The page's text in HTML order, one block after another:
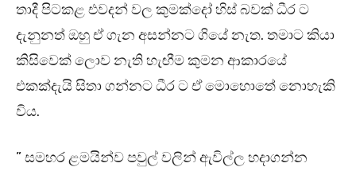
තාදී පිටකළ එවදන් වල කුමක්දෝ හිස් බවක් ධීර ට
දැනුනත් ඔහු ඒ ගැන අසන්නට ගියේ නැත. තමාට කියා
කිසිවෙක් ලොව නැති හැඟීම කුමන ආකාරයේ
එකක්දැයි සිතා ගන්නට ධීර ට ඒ මොහොතේ නොහැකි
විය.
” සමහර ළමයින්ව පවුල් වලින් ඇවිල්ල හදාගන්න